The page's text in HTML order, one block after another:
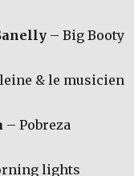
– Big Booty
& le musicien
– Pobreza
lights